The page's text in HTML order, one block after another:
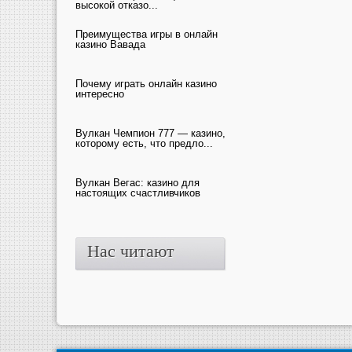
высокой отказо...
Преимущества игры в онлайн
казино Вавада
Почему играть онлайн казино
интересно
Вулкан Чемпион 777 — казино,
которому есть, что предло...
Вулкан Вегас: казино для
настоящих счастливчиков
Нас читают